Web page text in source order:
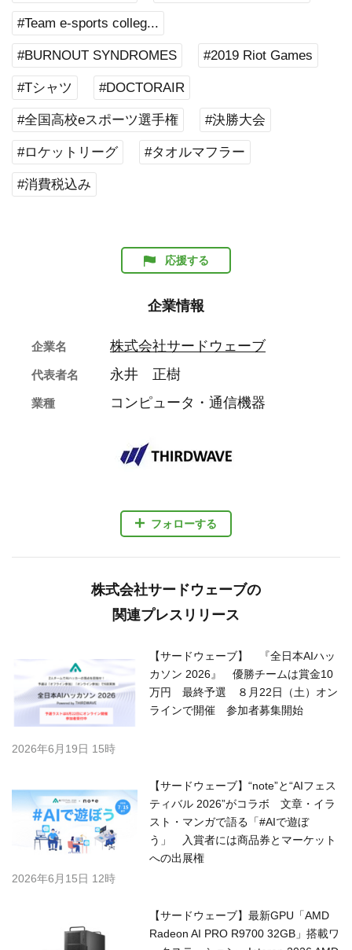
#Team e-sports colleg...
#BURNOUT SYNDROMES #2019 Riot Games
#Tシャツ #DOCTORAIR
#全国高校eスポーツ選手権 #決勝大会
#ロケットリーグ #タオルマフラー
#消費税込み
応援する
企業情報
フォローする
企業名 株式会社サードウェーブ
代表者名 永井 正樹
業種 コンピュータ・通信機器
株式会社サードウェーブの
関連プレスリリース
【サードウェーブ】 『全日本AIハッ
カソン 2026』 優勝チームは賞金10
万円 最終予選 ８月22日（土）オン
ラインで開催 参加者募集開始
2026年6月19日 15時
【サードウェーブ】“note”と“AIフェス
ティバル 2026”がコラボ 文章・イラ
スト・マンガで語る「#AIで遊ぼ
う」 入賞者には商品券とマーケット
への出展権
2026年6月15日 12時
【サードウェーブ】最新GPU「AMD
Radeon AI PRO R9700 32GB」搭載ワ